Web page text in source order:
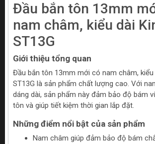
Đầu bắn tôn 13mm
nam châm, kiểu dài
ST13G
Giới thiệu tổng quan
Đầu bắn tôn 13mm mới có nam châm, kiểu
ST13G là sản phẩm chất lượng cao. Với
dáng dài, sản phẩm này đảm bảo độ bám
tôn và giúp tiết kiệm thời gian lắp đặt.
Những điểm nổi bật của sản phẩm
Nam châm giúp đảm bảo độ bám